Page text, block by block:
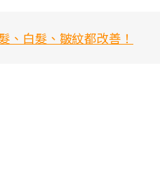
、白髮、皺紋都改善！